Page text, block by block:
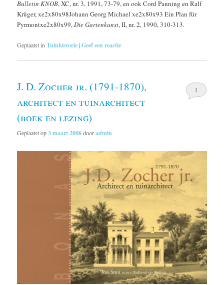
Bulletin KNOB, XC, nr. 3, 1991, 73-79, en ook Cord Panning en Ralf
Krüger, xe2x80x98Johann Georg Michael xe2x80x93 Ein Plan für
Pyrmontxe2x80x99,Die Gartenkunst, II, nr. 2, 1990, 310-313.
Geplaatst in Tuinhistorie|Geef een reactie
J. D. Zocher jr. (1791-1870),
architect en tuinarchitect
(boek en lezing)
Geplaatst op3 maart 2008dooradmin
1